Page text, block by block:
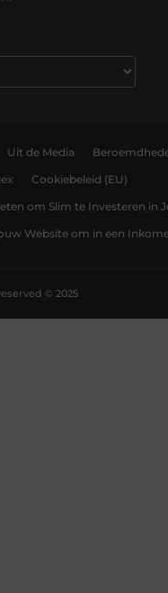
Uit de Media
Cookiebeleid (EU)
om Slim te Investeren in
Website om in een
© 2025